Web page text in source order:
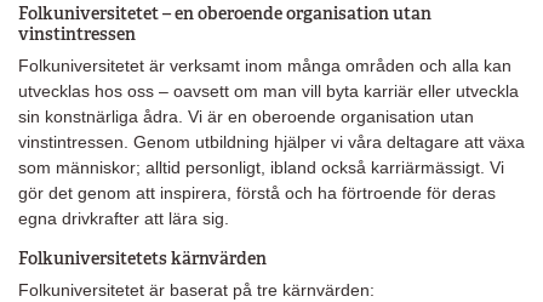
Folkuniversitetet – en oberoende organisation utan
vinstintressen
Folkuniversitetet är verksamt inom många områden och alla kan
utvecklas hos oss – oavsett om man vill byta karriär eller utveckla
sin konstnärliga ådra. Vi är en oberoende organisation utan
vinstintressen. Genom utbildning hjälper vi våra deltagare att växa
som människor; alltid personligt, ibland också karriärmässigt. Vi
gör det genom att inspirera, förstå och ha förtroende för deras
egna drivkrafter att lära sig.
Folkuniversitetets kärnvärden
Folkuniversitetet är baserat på tre kärnvärden: